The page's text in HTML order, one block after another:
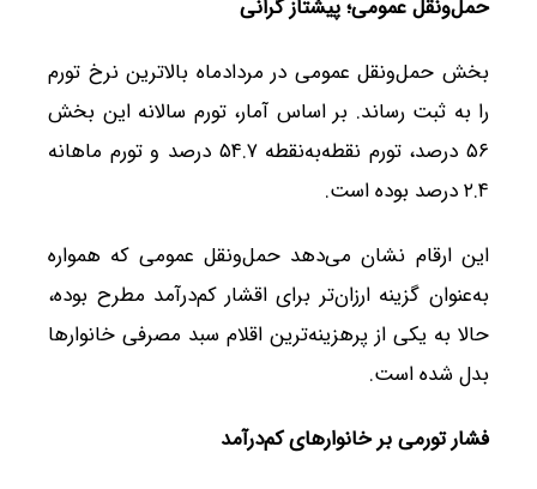
حمل‌ونقل عمومی؛ پیشتاز گرانی
بخش حمل‌ونقل عمومی در مردادماه بالاترین نرخ تورم
را به ثبت رساند. بر اساس آمار، تورم سالانه این بخش
۵۶ درصد، تورم نقطه‌به‌نقطه ۵۴.۷ درصد و تورم ماهانه
۲.۴ درصد بوده است.
این ارقام نشان می‌دهد حمل‌ونقل عمومی که همواره
به‌عنوان گزینه ارزان‌تر برای اقشار کم‌درآمد مطرح بوده،
حالا به یکی از پرهزینه‌ترین اقلام سبد مصرفی خانوارها
بدل شده است.
فشار تورمی بر خانوارهای کم‌درآمد